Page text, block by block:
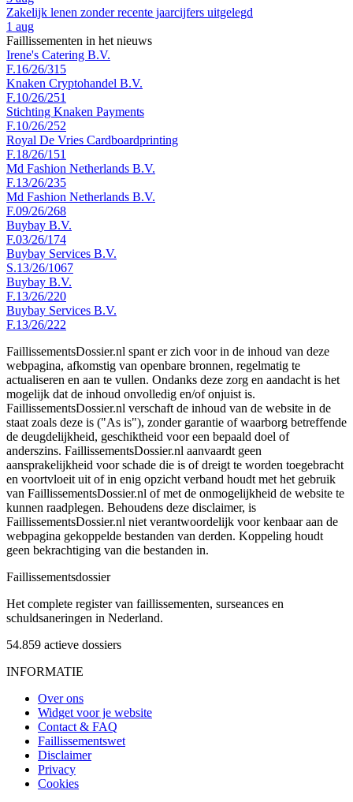
Zakelijk lenen zonder recente jaarcijfers uitgelegd
1 aug
Faillissementen in het nieuws
Irene's Catering B.V.
F.16/26/315
Knaken Cryptohandel B.V.
F.10/26/251
Stichting Knaken Payments
F.10/26/252
Royal De Vries Cardboardprinting
F.18/26/151
Md Fashion Netherlands B.V.
F.13/26/235
Md Fashion Netherlands B.V.
F.09/26/268
Buybay B.V.
F.03/26/174
Buybay Services B.V.
S.13/26/1067
Buybay B.V.
F.13/26/220
Buybay Services B.V.
F.13/26/222
FaillissementsDossier.nl spant er zich voor in de inhoud van deze
webpagina, afkomstig van openbare bronnen, regelmatig te
actualiseren en aan te vullen. Ondanks deze zorg en aandacht is het
mogelijk dat de inhoud onvolledig en/of onjuist is.
FaillissementsDossier.nl verschaft de inhoud van de website in de
staat zoals deze is ("As is"), zonder garantie of waarborg betreffende
de deugdelijkheid, geschiktheid voor een bepaald doel of
anderszins. FaillissementsDossier.nl aanvaardt geen
aansprakelijkheid voor schade die is of dreigt te worden toegebracht
en voortvloeit uit of in enig opzicht verband houdt met het gebruik
van FaillissementsDossier.nl of met de onmogelijkheid de website te
kunnen raadplegen. Behoudens deze disclaimer, is
FaillissementsDossier.nl niet verantwoordelijk voor kenbaar aan de
webpagina gekoppelde bestanden van derden. Koppeling houdt
geen bekrachtiging van die bestanden in.
Faillissementsdossier
Het complete register van faillissementen, surseances en
schuldsaneringen in Nederland.
54.859 actieve dossiers
INFORMATIE
Over ons
Widget voor je website
Contact & FAQ
Faillissementswet
Disclaimer
Privacy
Cookies